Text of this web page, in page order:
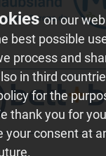
on our
best possible
process and
in third
for the
thank you for
your consent at